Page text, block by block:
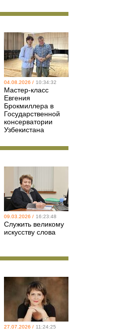
04.08.2026 / 10:34:32
Мастер-класс
Евгения
Брокмиллера в
Государственной
консерватории
Узбекистана
09.03.2026 / 16:23:48
Служить великому
искусству слова
27.07.2026 / 11:24:25